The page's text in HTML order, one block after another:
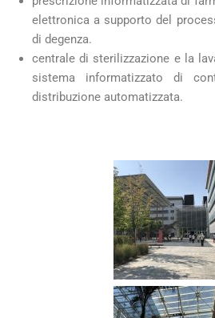
elettronica a supporto del
di degenza.
centrale di sterilizzazione e la
sistema informatizzato di
distribuzione automatizzata.